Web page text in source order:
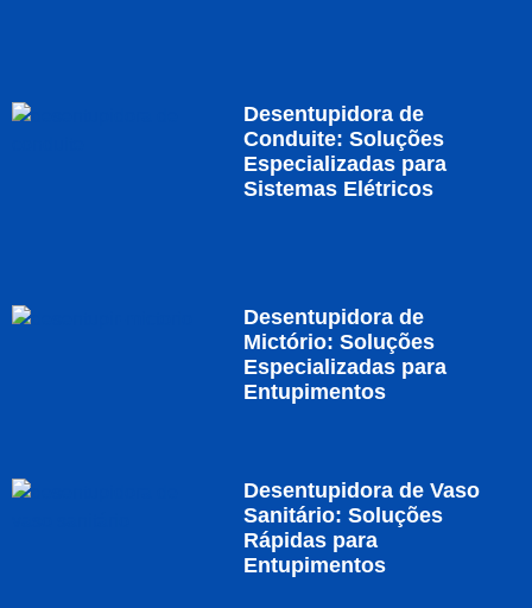
Desentupidora de
Conduite: Soluções
Especializadas para
Sistemas Elétricos
Desentupidora de
Mictório: Soluções
Especializadas para
Entupimentos
Desentupidora de Vaso
Sanitário: Soluções
Rápidas para
Entupimentos